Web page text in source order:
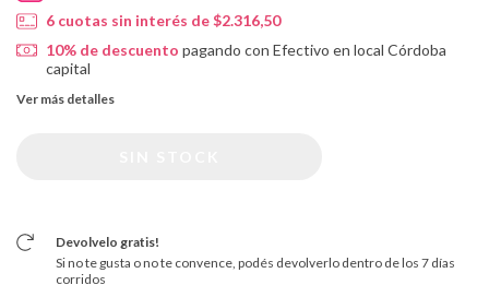
6 cuotas sin interés de$2.316,50
10% de descuento pagando con Efectivo en local Córdoba
capital
Ver más detalles
Devolvelo gratis!
Si no te gusta o no te convence, podés devolverlo dentro de los 7 días
corridos